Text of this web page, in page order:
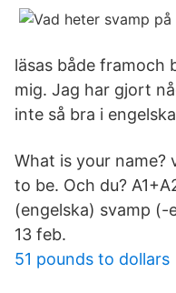
läsas både framoch
mig. Jag har gjort
inte så bra i
What is your name?
to be. Och du?
(engelska) svamp (-
13 feb.
51 pounds to dollars